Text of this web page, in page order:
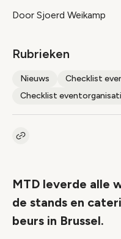
Door Sjoerd Weikamp
Rubrieken
Nieuws
Checklist
Checklist
Kopieer link naar artikel
MTD leverde alle
de stands en
beurs in Brussel.